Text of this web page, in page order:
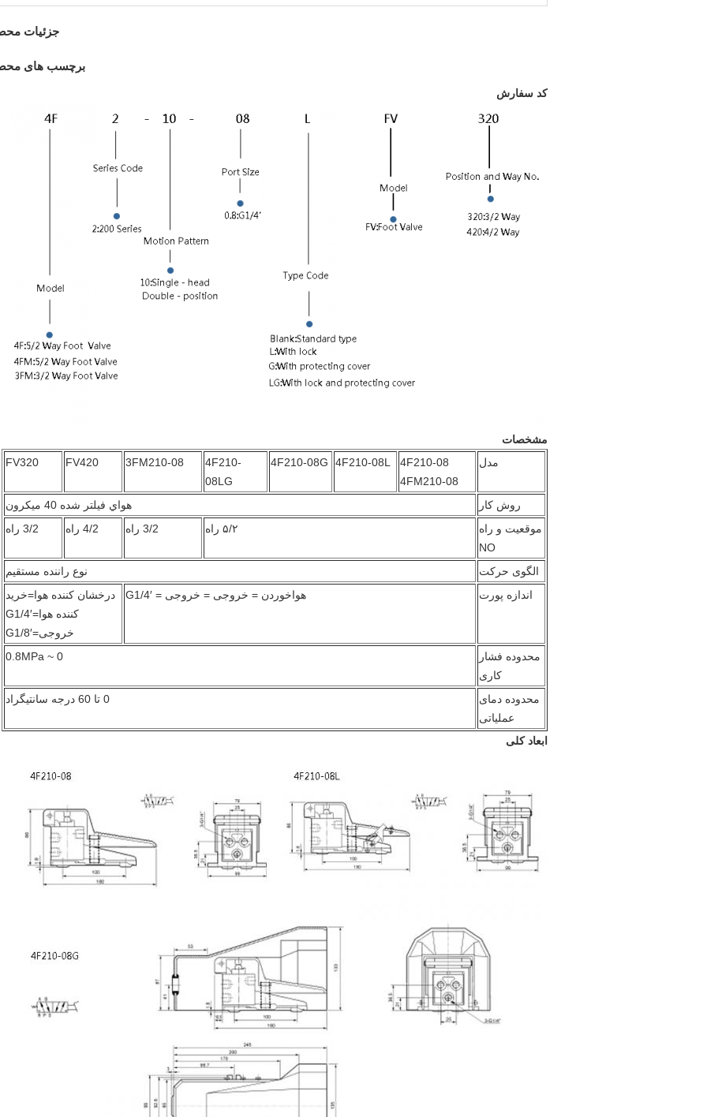
جزئیات
برچسب های
کد سفارش
مشخصات
مدل
4F210-08
4FM210-08
4F210-08L
4F210-08G
4F210-
08LG
3FM210-08
FV420
FV320
روش کار
هواي فيلتر شده 40 ميکرون
موقعیت و راه
NO
۵/۲ راه 3/2 راه 4/2 راه 3/2 راه
الگوی حرکت
نوع راننده مستقیم
اندازه پورت
هواخوردن = خروجی = خروجی = G1/4′
درخشان کننده هوا=خرید
کننده هوا=G1/4′
خروجی=G1/8′
محدوده فشار
کاری
0 ~ 0.8MPa
محدوده دمای
عملیاتی
0 تا 60 درجه سانتیگراد
ابعاد کلی